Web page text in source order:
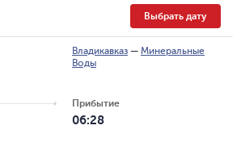
Выбрать дату
Владикавказ — Минеральные
Воды
Прибытие
06:28